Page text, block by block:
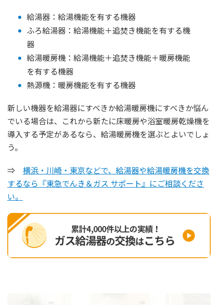
給湯器：給湯機能を有する機器
ふろ給湯器：給湯機能＋追焚き機能を有する機
器
給湯暖房機：給湯機能＋追焚き機能＋暖房機能
を有する機器
熱源機：暖房機能を有する機器
新しい機器を給湯器にすべきか給湯暖房機にすべきか悩ん
でいる場合は、これから新たに床暖房や浴室暖房乾燥機を
導入する予定があるなら、給湯暖房機を選ぶとよいでしょ
う。
⇒ 横浜・川崎・東京などで、給湯器や給湯暖房機を交換
するなら『東急でんき＆ガス サポート』にご相談くださ
い。